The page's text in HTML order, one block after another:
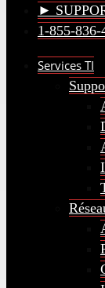
►
1-855-836-
Services TI